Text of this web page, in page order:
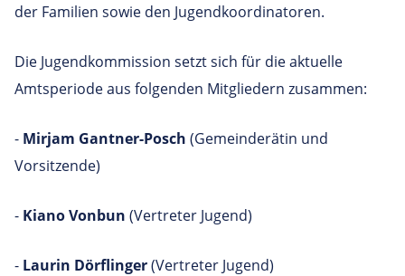
der Familien sowie den Jugendkoordinatoren.
Die Jugendkommission setzt sich für die aktuelle
Amtsperiode aus folgenden Mitgliedern zusammen:
- Mirjam Gantner-Posch (Gemeinderätin und
Vorsitzende)
- Kiano Vonbun (Vertreter Jugend)
- Laurin Dörflinger(Vertreter Jugend)